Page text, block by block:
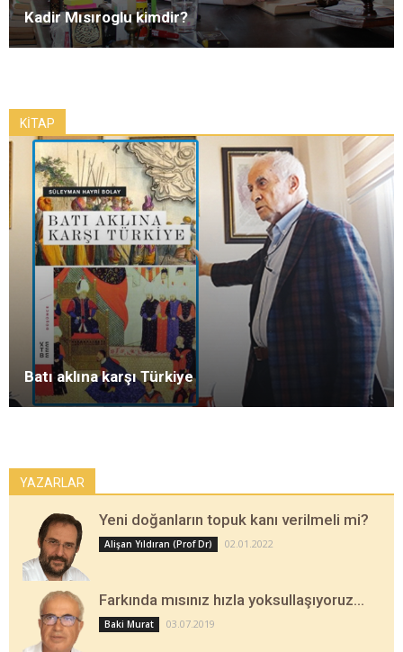
Kadir Mısıroglu kimdir?
KİTAP
Batı aklına karşı Türkiye
YAZARLAR
Yeni doğanların topuk kanı verilmeli mi?
Alişan Yıldıran (Prof Dr) 02.01.2022
Farkında mısınız hızla yoksullaşıyoruz…
Baki Murat 03.07.2019